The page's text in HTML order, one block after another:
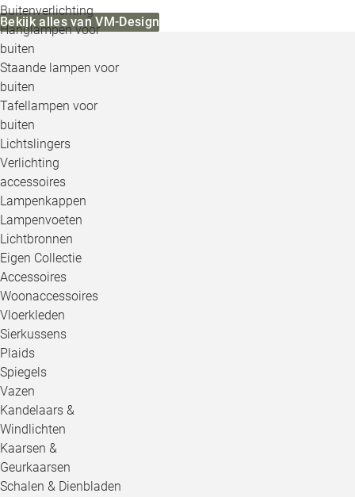
Buitenverlichting
Hanglampen voor
buiten
Staande lampen voor
buiten
Tafellampen voor
buiten
Lichtslingers
Verlichting
accessoires
Lampenkappen
Lampenvoeten
Lichtbronnen
Eigen Collectie
Accessoires
Woonaccessoires
Vloerkleden
Sierkussens
Plaids
Spiegels
Vazen
Kandelaars &
Windlichten
Kaarsen &
Geurkaarsen
Schalen & Dienbladen
Bekijk alles van VM-Design